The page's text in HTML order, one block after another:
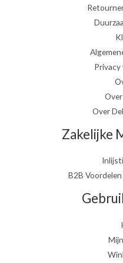
Privacy
Over
Zakelijke
B2B